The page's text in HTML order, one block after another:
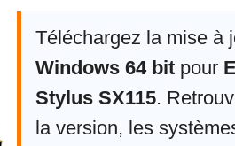
Téléchargez la mise à
Windows 64 bit pour
Stylus SX115.
la version, les